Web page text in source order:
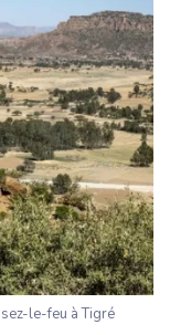
le-feu à Tigré